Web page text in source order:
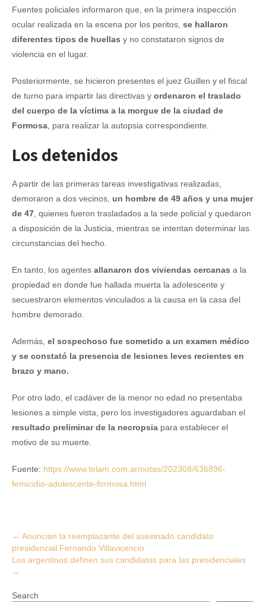
Fuentes policiales informaron que, en la primera inspección
ocular realizada en la escena por los peritos, se hallaron
diferentes tipos de huellas y no constataron signos de
violencia en el lugar.
Posteriormente, se hicieron presentes el juez Guillen y el fiscal
de turno para impartir las directivas y ordenaron el traslado
del cuerpo de la víctima a la morgue de la ciudad de
Formosa , para realizar la autopsia correspondiente.
Los detenidos
A partir de las primeras tareas investigativas realizadas,
demoraron a dos vecinos, un hombre de 49 años y una mujer
de 47 , quienes fueron trasladados a la sede policial y quedaron
a disposición de la Justicia, mientras se intentan determinar las
circunstancias del hecho.
En tanto, los agentes allanaron dos viviendas cercanas a la
propiedad en donde fue hallada muerta la adolescente y
secuestraron elementos vinculados a la causa en la casa del
hombre demorado.
Además, el sospechoso fue sometido a un examen médico
y se constató la presencia de lesiones leves recientes en
brazo y mano.
Por otro lado, el cadáver de la menor no edad no presentaba
lesiones a simple vista, pero los investigadores aguardaban el
resultado preliminar de la necropsia para establecer el
motivo de su muerte.
Fuente: https://www.telam.com.ar/notas/202308/636896-
femicidio-adolescente-formosa.html
Post
navigation
← Anuncian la reemplazante del asesinado candidato
presidencial Fernando Villavicencio
Los argentinos definen sus candidatos para las presidenciales
→
Search